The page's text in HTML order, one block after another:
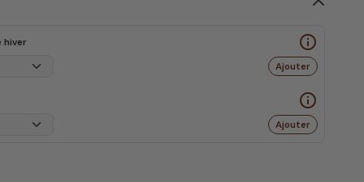
hiver info_outline
Ajouter
info_outline
Ajouter